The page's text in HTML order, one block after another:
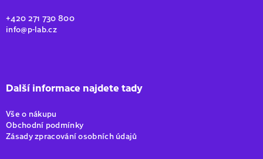
+420 271 730 800
info@p-lab.cz
Další informace najdete tady
Vše o nákupu
Obchodní podmínky
Zásady zpracování osobních údajů